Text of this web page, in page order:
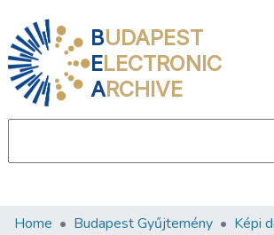
BUDAPEST
ELECTRONIC
ARCHIVE
Communities & Collections
Home Budapest Gyűjtemény
Képi